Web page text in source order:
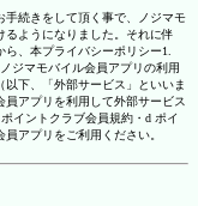
手続きをして頂く事で、ノジマモ
ようになりました。それに伴
、本プライバシーポリシー1.
ジマモバイル会員アプリの利用
下、「外部サービス」といいま
アプリを利用して外部サービス
イントクラブ会員規約・d ポイ
アプリをご利用ください。